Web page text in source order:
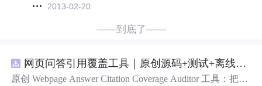
2013-02-20
——到底了——
网页问答引用覆盖工具｜原创源码+测试+离线报告
原创 Webpage Answer Citation Coverage Auditor 工具：把网